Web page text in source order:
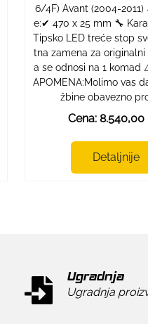
6/4F) Avant (2004-2011)
e:✔ 470 x 25 mm 🔧
Tipsko LED treće stop
tna zamena za originalni
a se odnosi na 1 komad
APOMENA:Molimo vas
žbine obavezno
Cena: 8.540,00
Detaljnije
Ugradnja
Ugradnja